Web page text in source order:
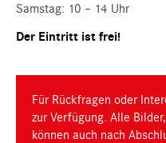
Samstag: 10 – 14 Uhr
Der Eintritt ist frei!
Für Rückfragen oder
zur Verfügung. Alle
können auch nach